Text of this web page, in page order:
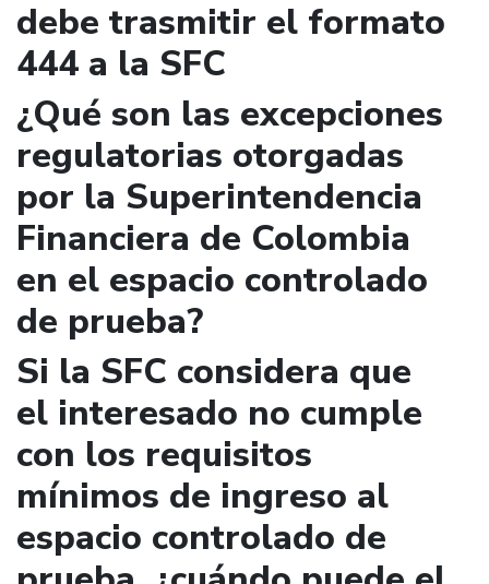
debe trasmitir el formato
444 a la SFC
¿Qué son las excepciones
regulatorias otorgadas
por la Superintendencia
Financiera de Colombia
en el espacio controlado
de prueba?
Si la SFC considera que
el interesado no cumple
con los requisitos
mínimos de ingreso al
espacio controlado de